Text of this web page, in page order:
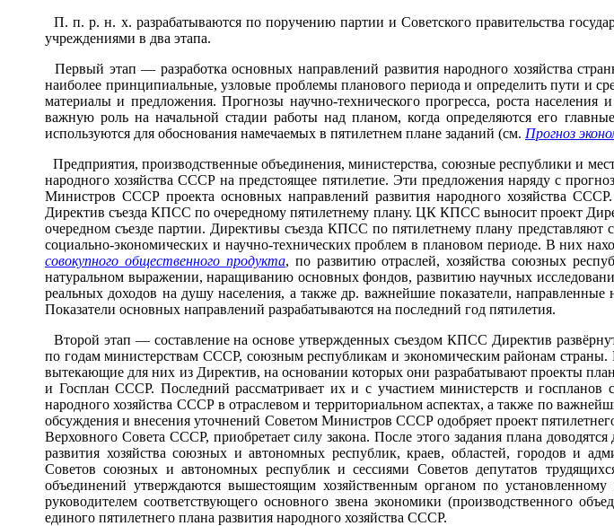
П. п. р. н. х. разрабатываются по поручению партии и Советского правительства
учреждениями в два этапа.
Первый этап — разработка основных направлений развития народного хозяйства
наиболее принципиальные, узловые проблемы планового периода и определить пути и
материалы и предложения. Прогнозы научно-технического прогресса, роста
важную роль на начальной стадии работы над планом, когда определяются его
используются для обоснования намечаемых в пятилетнем плане заданий (см. Прогноз
Предприятия, производственные объединения, министерства, союзные республики и
народного хозяйства СССР на предстоящее пятилетие. Эти предложения наряду с
Министров СССР проекта основных направлений развития народного хозяйства
Директив съезда КПСС по очередному пятилетнему плану. ЦК КПСС выносит проект
очередном съезде партии. Директивы съезда КПСС по пятилетнему плану
социально-экономических и научно-технических проблем в плановом периоде. В них
совокупного общественного продукта, по развитию отраслей, хозяйства союзных
натуральном выражении, наращиванию основных фондов, развитию научных
реальных доходов на душу населения, а также др. важнейшие показатели,
Показатели основных направлений разрабатываются на последний год пятилетия.
Второй этап — составление на основе утвержденных съездом КПСС Директив
по годам министерствам СССР, союзным республикам и экономическим районам
вытекающие для них из Директив, на основании которых они разрабатывают проекты
и Госплан СССР. Последний рассматривает их и с участием министерств и госпланов
народного хозяйства СССР в отраслевом и территориальном аспектах, а также по
обсуждения и внесения уточнений Советом Министров СССР одобряет проект
Верховного Совета СССР, приобретает силу закона. После этого задания плана
развития хозяйства союзных и автономных республик, краев, областей, городов и
Советов союзных и автономных республик и сессиями Советов депутатов
объединений утверждаются вышестоящим хозяйственным органом по
руководителем соответствующего основного звена экономики (производственного
единого пятилетнего плана развития народного хозяйства СССР.